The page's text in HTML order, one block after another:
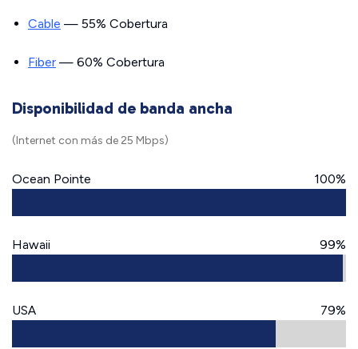
Cable — 55% Cobertura
Fiber — 60% Cobertura
Disponibilidad de banda ancha
(Internet con más de 25 Mbps)
Ocean Pointe 100%
Hawaii 99%
USA 79%